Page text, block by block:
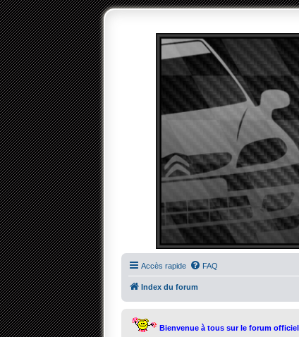
Accès rapide FAQ
Index du forum
Bienvenue à tous sur le forum